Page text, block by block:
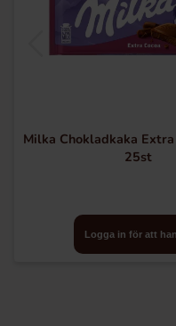
Milka Chokladkaka
25st
Logga in för att